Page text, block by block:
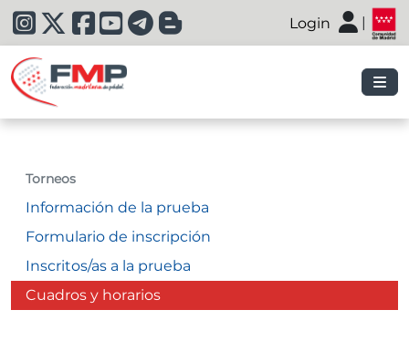
|
Login |
Torneos
Información de la prueba
Formulario de inscripción
Inscritos/as a la prueba
Cuadros y horarios